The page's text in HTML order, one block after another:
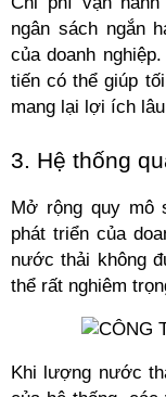
ngân sách ngắn
của doanh
tiến có thể giúp
mang lại lợi ích
3. Hệ thống
Mở rộng quy
phát triển của
nước thải không
thể rất nghiêm
Khi lượng nước